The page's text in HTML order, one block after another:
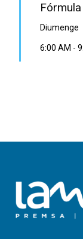
Diumenge
6:00 AM -